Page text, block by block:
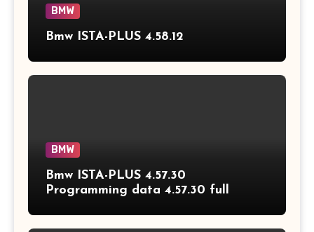
BMW
Bmw ISTA-PLUS 4.58.12
BMW
Bmw ISTA-PLUS 4.57.30
Programming data 4.57.30 full